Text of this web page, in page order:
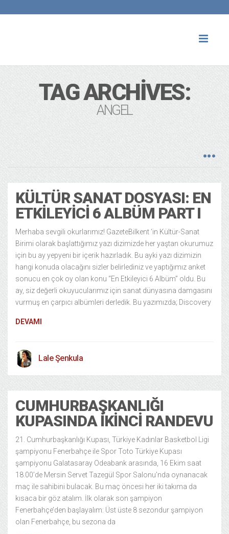
TAG ARCHIVES:
ANGEL
KÜLTÜR SANAT DOSYASI: EN
ETKILEYICI 6 ALBÜM PART I
Merhaba sevgili okurlarımız! GazeteBilkent ‘in Kültür-Sanat
Birimi olarak başlattığımız yazı dizimizde her yaştan okurumuz
için bu ay yepyeni bir içerik hazırladık. Bu ayki yazı dizimizin
hangi konuda olacağını sizler belirlediniz ve yaptığımız anket
sonucu en çok oy olan konu “En Etkileyici 6 Albüm” oldu. Bu
ay, siz değerli okuyucularımız için sanat dünyasına damgasını
vurmuş en çarpıcı albümleri derledik. Bu yazımızda; Discovery
DEVAMI
Lale Şenkula
CUMHURBAŞKANLIĞI
KUPASINDA İKINCI RANDEVU
21. Cumhurbaşkanlığı Kupası, Türkiye Kadınlar Basketbol Ligi
şampiyonu Fenerbahçe ile Spor Toto Türkiye Kupası
şampiyonu Galatasaray Odeabank arasında, 16 Ekim saat
18.00’de Mersin Servet Tazegül Spor Salonu’nda oynanacak
maç ile sahibini bulacak. Bu maç öncesi her iki takıma da
kısaca bir göz atalım. İlk olarak son şampiyon
Fenerbahçe’den başlayalım: Üst üste 8 sezondur şampiyon
olan Fenerbahçe, bu sezona da